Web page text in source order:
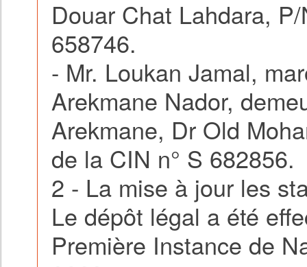
Douar Chat Lahdara,
658746.
- Mr. Loukan Jamal,
Arekmane Nador,
Arekmane, Dr Old
de la CIN n° S 682856.
2 - La mise à jour les
Le dépôt légal a été
Première Instance de